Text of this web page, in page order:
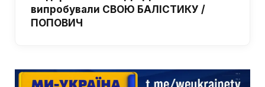
випробували СВОЮ БАЛІСТИКУ /
ПОПОВИЧ